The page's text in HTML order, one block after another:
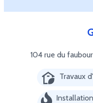
104 rue du
Travaux